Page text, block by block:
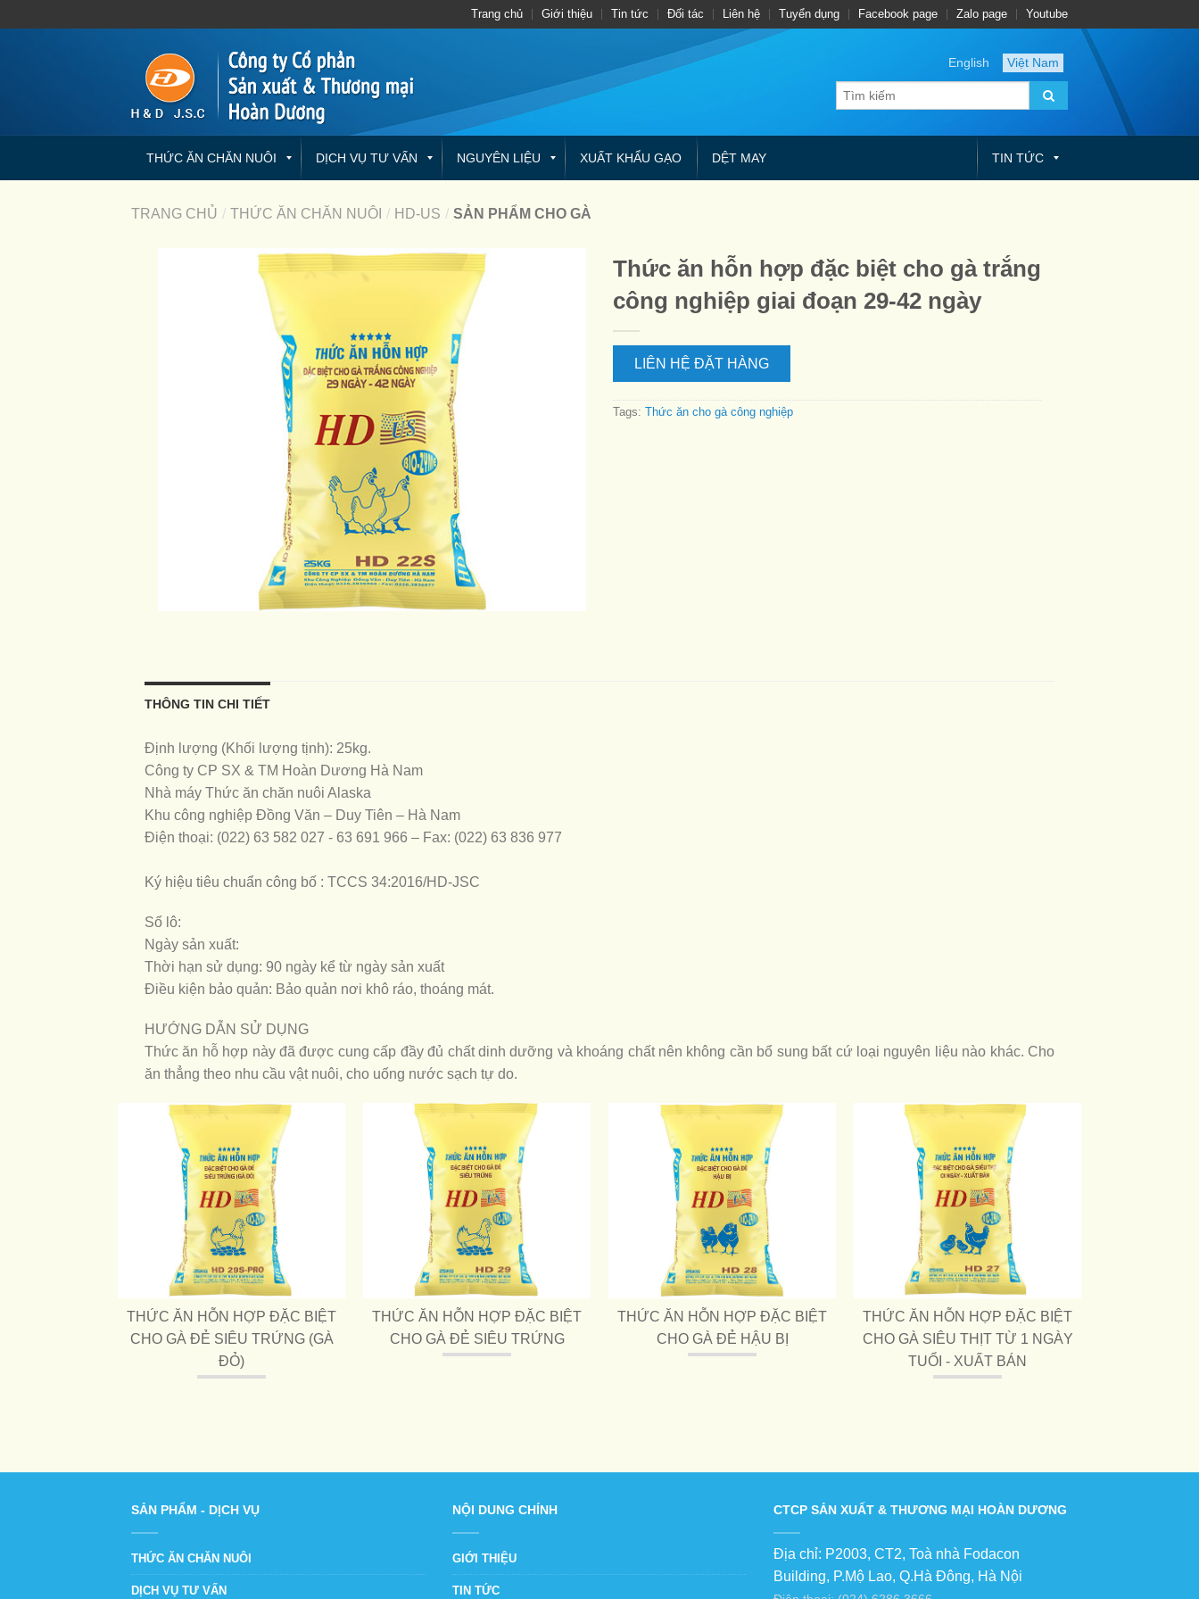
Trang chủ Giới thiệu Tin tức Đối tác Liên hệ Tuyển dụng Facebook page Zalo page Youtube
English Việt Nam
THỨC ĂN CHĂN NUÔI DỊCH VỤ TƯ VẤN NGUYÊN LIỆU XUẤT KHẨU GẠO DỆT MAY TIN TỨC
TRANG CHỦ / THỨC ĂN CHĂN NUÔI / HD-US / SẢN PHẨM CHO GÀ
Thức ăn hỗn hợp đặc biệt cho gà trắng
công nghiệp giai đoạn 29-42 ngày
LIÊN HỆ ĐẶT HÀNG
Tags: Thức ăn cho gà công nghiệp
THÔNG TIN CHI TIẾT
Định lượng (Khối lượng tịnh): 25kg.
Công ty CP SX & TM Hoàn Dương Hà Nam
Nhà máy Thức ăn chăn nuôi Alaska
Khu công nghiệp Đồng Văn – Duy Tiên – Hà Nam
Điện thoại: (022) 63 582 027 - 63 691 966 – Fax: (022) 63 836 977
Ký hiệu tiêu chuẩn công bố : TCCS 34:2016/HD-JSC
Số lô:
Ngày sản xuất:
Thời hạn sử dụng: 90 ngày kể từ ngày sản xuất
Điều kiện bảo quản: Bảo quản nơi khô ráo, thoáng mát.
HƯỚNG DẪN SỬ DỤNG
Thức ăn hỗ hợp này đã được cung cấp đầy đủ chất dinh dưỡng và khoáng chất nên không cần bổ sung bất cứ loại nguyên liệu nào khác. Cho
ăn thẳng theo nhu cầu vật nuôi, cho uống nước sạch tự do.
THỨC ĂN HỖN HỢP ĐẶC BIỆT
CHO GÀ ĐẺ SIÊU TRỨNG (GÀ
ĐỎ)
THỨC ĂN HỖN HỢP ĐẶC BIỆT
CHO GÀ ĐẺ SIÊU TRỨNG
THỨC ĂN HỖN HỢP ĐẶC BIỆT
CHO GÀ ĐẺ HẬU BỊ
THỨC ĂN HỖN HỢP ĐẶC BIỆT
CHO GÀ SIÊU THỊT TỪ 1 NGÀY
TUỔI - XUẤT BÁN
SẢN PHẨM - DỊCH VỤ
THỨC ĂN CHĂN NUÔI
DỊCH VỤ TƯ VẤN
NỘI DUNG CHÍNH
GIỚI THIỆU
TIN TỨC
CTCP SẢN XUẤT & THƯƠNG MẠI HOÀN DƯƠNG
Địa chỉ: P2003, CT2, Toà nhà Fodacon
Building, P.Mộ Lao, Q.Hà Đông, Hà Nội